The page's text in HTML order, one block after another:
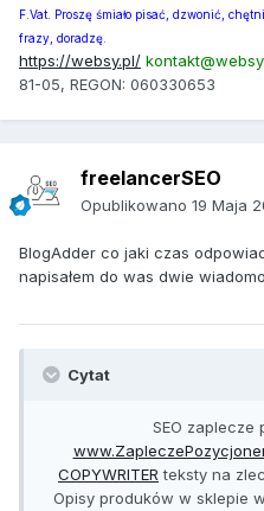
F.Vat. Proszę śmiało pisać, dzwonić,
frazy, doradzę.
https://websy.pl/
81-05, REGON: 060330653
freelancerSEO
Opublikowano 19 Maja
BlogAdder co jaki czas
napisałem do was dwie
Cytat
SEO zaplecze
COPYWRITERteksty na
Opisy produków w sklepie